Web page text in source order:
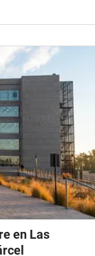
en Las